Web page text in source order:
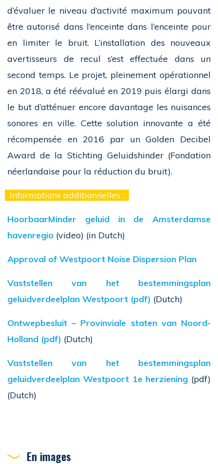
d’évaluer le niveau d’activité maximum pouvant
être autorisé dans l’enceinte dans l’enceinte pour
en limiter le bruit. L’installation des nouveaux
avertisseurs de recul s’est effectuée dans un
second temps. Le projet, pleinement opérationnel
en 2018, a été réévalué en 2019 puis élargi dans
le but d’atténuer encore davantage les nuisances
sonores en ville. Cette solution innovante a été
récompensée en 2016 par un Golden Decibel
Award de la Stichting Geluidshinder (Fondation
néerlandaise pour la réduction du bruit).
Informations additionnelles :
HoorbaarMinder geluid in de Amsterdamse
havenregio (video) (in Dutch)
Approval of Westpoort Noise Dispersion Plan
Vaststellen van het bestemmingsplan
geluidverdeelplan Westpoort (pdf) (Dutch)
Ontwepbesluit – Provinviale staten van Noord-
Holland (pdf) (Dutch)
Vaststellen van het bestemmingsplan
geluidverdeelplan Westpoort 1e herziening (pdf)
(Dutch)
En images